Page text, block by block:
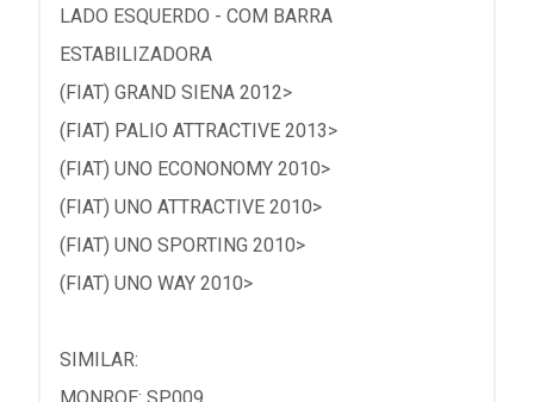
LADO ESQUERDO - COM BARRA
ESTABILIZADORA
(FIAT) GRAND SIENA 2012>
(FIAT) PALIO ATTRACTIVE 2013>
(FIAT) UNO ECONONOMY 2010>
(FIAT) UNO ATTRACTIVE 2010>
(FIAT) UNO SPORTING 2010>
(FIAT) UNO WAY 2010>
SIMILAR:
MONROE: SP009